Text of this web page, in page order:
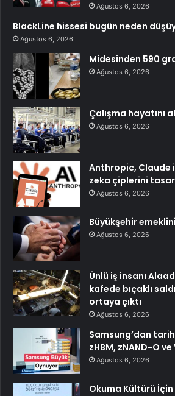
Ağustos 6, 2026
BlackLine hissesi bugün neden
Ağustos 6, 2026
Midesinden 590
Ağustos 6, 2026
Çalışma hayatını
Ağustos 6, 2026
Anthropic, Claude
zeka çiplerini
Ağustos 6, 2026
Büyükşehir
Ağustos 6, 2026
Ünlü iş insanı
kafede bıçaklı
ortaya çıktı
Ağustos 6, 2026
Samsung’dan
zHBM, zNAND-O ve
Ağustos 6, 2026
Okuma Kültürü İçin